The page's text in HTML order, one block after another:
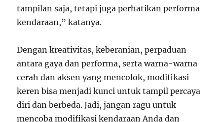
tampilan saja, tetapi juga perhatikan performa
kendaraan,” katanya.
Dengan kreativitas, keberanian, perpaduan
antara gaya dan performa, serta warna-warna
cerah dan aksen yang mencolok, modifikasi
keren bisa menjadi kunci untuk tampil percaya
diri dan berbeda. Jadi, jangan ragu untuk
mencoba modifikasi kendaraan Anda dan